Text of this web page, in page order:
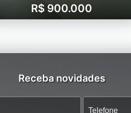
R$ 900.000
Receba novidades